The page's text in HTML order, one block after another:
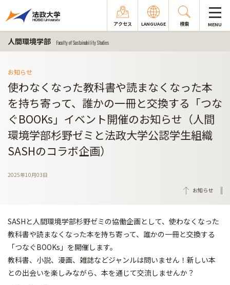
アクセス LANGUAGE 検索 MENU
人間環境学部 Faculty of Sustainability Studies
お知らせ
使わなくなった教科書や読まなくなった本
を持ち寄って、誰かの一冊と交換する「つな
ぐBOOKs」イベント開催のお知らせ（人間
環境学部杉野ゼミと法政大学公認学生組織
SASHのコラボ企画）
2025年10月03日
お知らせ
SASHと人間環境学部杉野ゼミの協働企画として、使わなくなった
教科書や読まなくなった本を持ち寄って、誰かの一冊と交換する
「つなぐBOOKs」を開催します。
教科書、小説、漫画、雑誌などジャンルは問いません！新しい本
との出会いを楽しみながら、本を通じて交流しませんか？